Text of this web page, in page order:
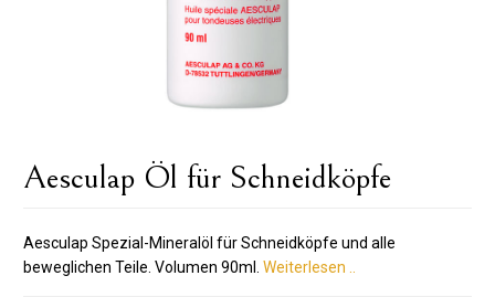
Aesculap Öl für Schneidköpfe
Aesculap Spezial-Mineralöl für Schneidköpfe und alle
beweglichen Teile. Volumen 90ml.
Weiterlesen ..